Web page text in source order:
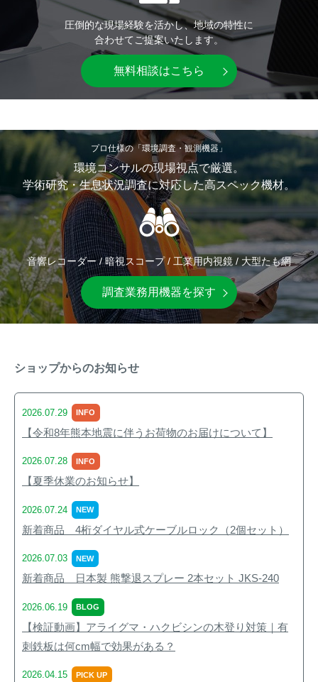
圧倒的な現場経験を活かし、地域の特性に
合わせてご提案いたします。
無料相談はこちら
プロ仕様の「環境調査・観測機器」
環境コンサルの現場視点で厳選。
学術研究・生息状況調査に対応した高スペック機材。
音響レコーダー / 暗視スコープ / 工業用内視鏡 / 大型たも網
調査業務用機器を探す
ショップからのお知らせ
2026.07.29 INFO
【令和8年熊本地震に伴うお荷物のお届けについて】
2026.07.28 INFO
【夏季休業のお知らせ】
2026.07.24 NEW
新着商品 4桁ダイヤル式ケーブルロック（2個セット）
2026.07.03 NEW
新着商品 日本製 熊撃退スプレー 2本セット JKS-240
2026.06.19 BLOG
【検証動画】アライグマ・ハクビシンの木登り対策｜有
刺鉄板は何cm幅で効果がある？
2026.04.15 PICK UP
クマ対策
ハクビシン対策
タヌキ対策
ネズミ・モグラ対策
鳥・カラス対策
ブラックバス・
閉じる